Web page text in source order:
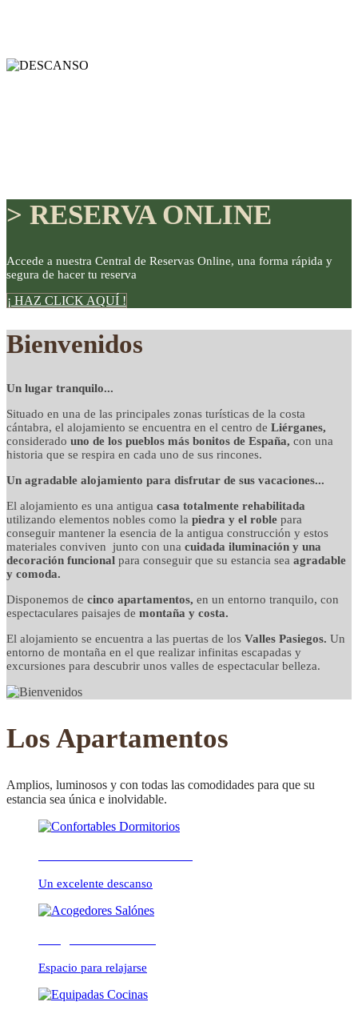
DISFRUTE
detalles cuidados con
mimo
CONFORTABLE
ambientes cálidos y
relajados
> RESERVA ONLINE
Accede a nuestra Central de Reservas Online, una forma rápida y
segura de hacer tu reserva
¡ HAZ CLICK AQUÍ !
Bienvenidos
Un lugar tranquilo...
Situado en una de las principales zonas turísticas de la costa
cántabra, el alojamiento se encuentra en el centro de Liérganes,
considerado uno de los pueblos más bonitos de España, con una
historia que se respira en cada uno de sus rincones.
Un agradable alojamiento para disfrutar de sus vacaciones...
El alojamiento es una antigua casa totalmente rehabilitada
utilizando elementos nobles como la piedra y el roble para
conseguir mantener la esencia de la antigua construcción y estos
materiales conviven junto con una cuidada iluminación y una
decoración funcional para conseguir que su estancia sea agradable
y comoda.
Disponemos de cinco apartamentos, en un entorno tranquilo, con
espectaculares paisajes de montaña y costa.
El alojamiento se encuentra a las puertas de los Valles Pasiegos. Un
entorno de montaña en el que realizar infinitas escapadas y
excursiones para descubrir unos valles de espectacular belleza.
Los Apartamentos
Amplios, luminosos y con todas las comodidades para que su
estancia sea única e inolvidable.
Un excelente descanso
Espacio para relajarse